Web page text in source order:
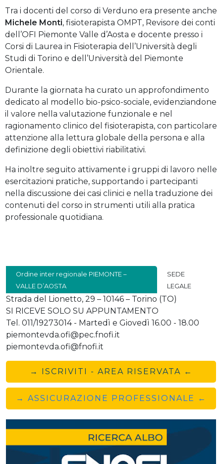
Tra i docenti del corso di Verduno era presente anche
Michele Monti, fisioterapista OMPT, Revisore dei conti
dell’OFI Piemonte Valle d’Aosta e docente presso i
Corsi di Laurea in Fisioterapia dell’Università degli
Studi di Torino e dell’Università del Piemonte
Orientale.
Durante la giornata ha curato un approfondimento
dedicato al modello bio-psico-sociale, evidenziandone
il valore nella valutazione funzionale e nel
ragionamento clinico del fisioterapista, con particolare
attenzione alla lettura globale della persona e alla
definizione degli obiettivi riabilitativi.
Ha inoltre seguito attivamente i gruppi di lavoro nelle
esercitazioni pratiche, supportando i partecipanti
nella discussione dei casi clinici e nella traduzione dei
contenuti del corso in strumenti utili alla pratica
professionale quotidiana.
Ordine inter regionale PIEMONTE –
VALLE D’AOSTA
SEDE
LEGALE
Strada del Lionetto, 29 – 10146 – Torino (TO)
SI RICEVE SOLO SU APPUNTAMENTO
Tel. 011/19273014 - Martedì e Giovedì 16.00 - 18.00
piemontevda.ofi@pec.fnofi.it
piemontevda.ofi@fnofi.it
→ ISCRIVITI - AREA RISERVATA ←
→ ASSICURAZIONE PROFESSIONALE ←